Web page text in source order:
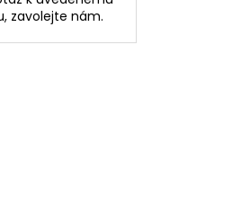
zavolejte nám.